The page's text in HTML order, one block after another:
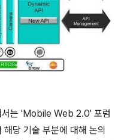
서는 'Mobile Web 2.0' 포럼
당 기술 부분에 대해 논의